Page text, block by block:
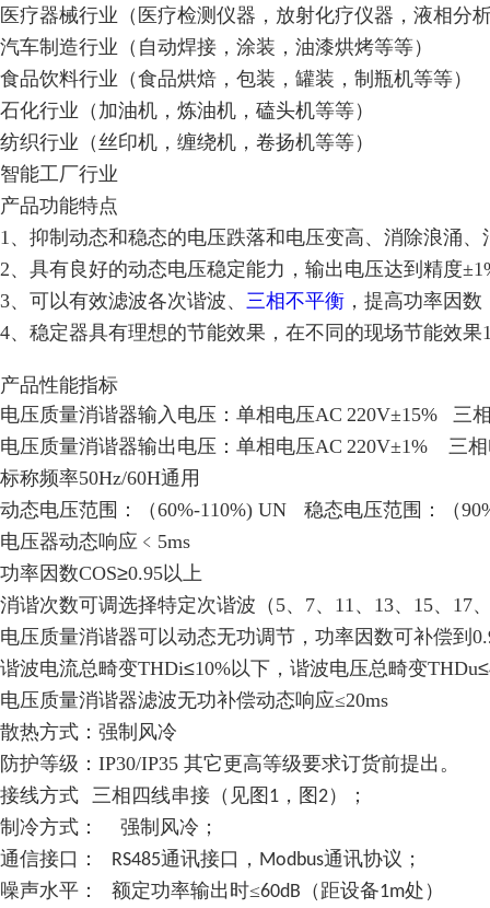
医疗器械行业（医疗检测仪器，放射化疗仪器，液相分
汽车制造行业（自动焊接，涂装，油漆烘烤等等）
食品饮料行业（食品烘焙，包装，罐装，制瓶机等等）
石化行业（加油机，炼油机，磕头机等等）
纺织行业（丝印机，缠绕机，卷扬机等等）
智能工厂行业
产品功能特点
1、抑制动态和稳态的电压跌落和电压变高、消除浪涌、
2、具有良好的动态电压稳定能力，输出电压达到精度
3、可以有效滤波各次谐波、 三相不平衡 ，提高功率因
4、稳定器具有理想的节能效果，在不同的现场节能效果
产品性能指标
电压质量消谐器输入电压：单相电压AC 220V±15%
三
电压质量消谐器输出电压：单相电压AC 220V±1%
三
标称频率50Hz/60H通用
动态电压范围：（60%-110%) UN
稳态电压范围：（
电压器动态响应﹤ 5ms
功率因数COS≥0.95以上
消谐次数可调选择特定次谐波 （ 5、7、11、13、15、17
电压质量消谐器可以动态无功调节，功率因数可补偿到
谐波电流总畸变THDi≤10%以下，谐波电压总畸变THDu≤
电压质量消谐器滤波无功补偿动态响应≤20ms
散热方式：强制风冷
防护等级： IP30/IP35 其它更高等级要求订货前提出。
接线方式 三相四线串接（见图 1 ，图 2）；
制冷方式：
强制风冷；
通信接口：
RS485通讯接口， Modbus通讯协议；
噪声水平：
额定功率输出时≤60dB （距设备1m处）